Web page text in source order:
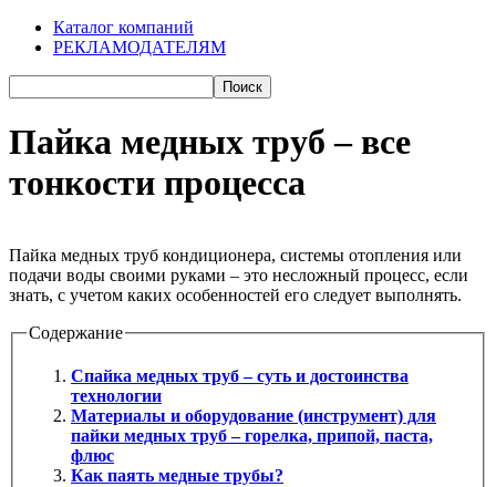
Каталог компаний
РЕКЛАМОДАТЕЛЯМ
Пайка медных труб – все
тонкости процесса
Пайка медных труб кондиционера, системы отопления или
подачи воды своими руками – это несложный процесс, если
знать, с учетом каких особенностей его следует выполнять.
Содержание
Спайка медных труб – суть и достоинства
технологии
Материалы и оборудование (инструмент) для
пайки медных труб – горелка, припой, паста,
флюс
Как паять медные трубы?